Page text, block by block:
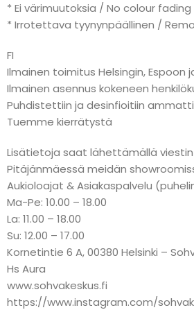
* Ei värimuutoksia / No colour fading
* Irrotettava tyynynpäällinen /
FI
Ilmainen toimitus Helsingin, Espoon
Ilmainen asennus kokeneen
Puhdistettiin ja desinfioitiin
Tuemme kierrätystä
Lisätietoja saat lähettämällä
Pitäjänmäessä meidän
Aukioloajat & Asiakaspalvelu
Ma-Pe: 10.00 – 18.00
La: 11.00 – 18.00
Su: 12.00 – 17.00
Kornetintie 6 A, 00380 Helsinki –
Hs Aura
www.sohvakeskus.fi
https://www.instagram.com/